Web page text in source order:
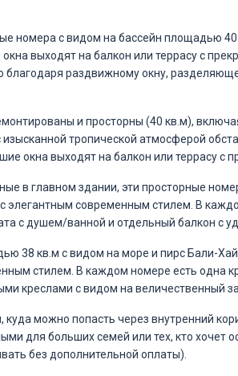
номера с видом на бассейн площадью
выходят на балкон или террасу с
раздвижному окну,
и просторны (40 кв.м),
тропической атмосферой
окна выходят на балкон или террасу с
в главном здании, эти просторные
элегантным современным стилем. В
с душем/ванной и отдельный балкон с
38 кв.м с видом на море и пирс Бали-
стилем. В каждом номере есть одна
креслами с видом на величественный
можно попасть через внутренний
для больших семей или тех, кто хочет
без дополнительной оплаты).